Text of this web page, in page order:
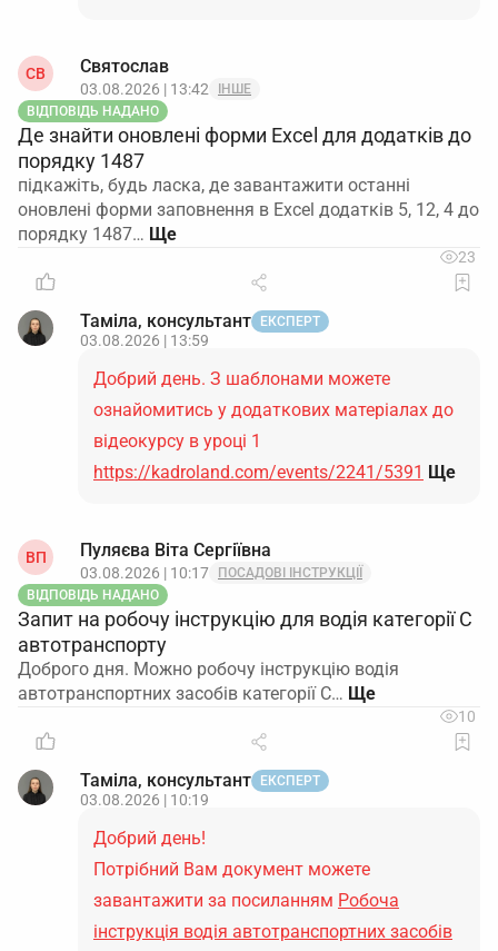
СВ Святослав
03.08.2026 | 13:42
ІНШЕ
ВІДПОВІДЬ НАДАНО
Де знайти оновлені форми Excel для додатків до
порядку 1487
підкажіть, будь ласка, де завантажити останні
оновлені форми заповнення в Excel додатків 5, 12, 4 до
порядку 1487…
23
Таміла, консультант ЕКСПЕРТ
03.08.2026 | 13:59
Добрий день. З шаблонами можете
ознайомитись у додаткових матеріалах до
відеокурсу в уроці 1
https://kadroland.com/events/2241/5391 Ще
ВП Пуляєва Віта Сергіївна
03.08.2026 | 10:17
ПОСАДОВІ ІНСТРУКЦІЇ
ВІДПОВІДЬ НАДАНО
Запит на робочу інструкцію для водія категорії С
автотранспорту
Доброго дня. Можно робочу інструкцію водія
автотранспортних засобів категорії С…
10
Таміла, консультант ЕКСПЕРТ
03.08.2026 | 10:19
Добрий день!
Потрібний Вам документ можете
завантажити за посиланням Робоча
інструкція водія автотранспортних засобів